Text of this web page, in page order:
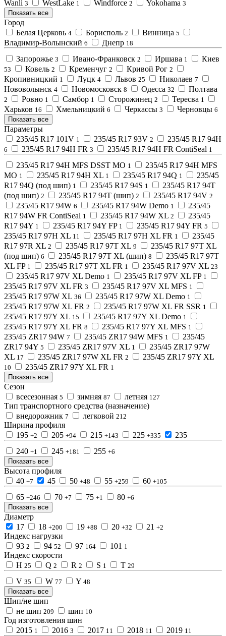
Wanli 3 WestLake 1 Windforce 2 Yokohama 3
Показать все
Город
Белая Церковь 4 Борисполь 2 Винница 5
Владимир-Волынский 6 Днепр 18
Запорожье 3 Ивано-Франковск 2 Иршава 1 Киев
53 Ковель 2 Кременчуг 2 Кривой Рог 2
Кропивницкий 1 Луцк 4 Львов 25 Николаев 7
Нововолынск 4 Новомосковск 8 Одесса 32 Полтава
2 Ровно 1 Самбор 1 Сторожинец 2 Тересва 1
Харьков 16 Хмельницкий 6 Черкассы 3 Черновцы 6
Показать все
Параметры
235/45 R17 101V 1 235/45 R17 93V 2 235/45 R17 94H
6 235/45 R17 94H FR 3 235/45 R17 94H FR ContiSeal 1
235/45 R17 94H MFS DSST MO 1
235/45 R17 94H MFS
MO 1 235/45 R17 94H XL 1 235/45 R17 94Q 1
235/45
R17 94Q (под шип) 1 235/45 R17 94S 1
235/45 R17 94T
(под шип) 2 235/45 R17 94T (шип) 2 235/45 R17 94V 2
235/45 R17 94W 6 235/45 R17 94W Demo 1
235/45
R17 94W FR ContiSeal 1 235/45 R17 94W XL 2
235/45
R17 94Y 1 235/45 R17 94Y FP 1 235/45 R17 94Y FR 5
235/45 R17 97H XL 11 235/45 R17 97H XL FR 1
235/45
R17 97R XL 2 235/45 R17 97T XL 9
235/45 R17 97T XL
(под шип) 6 235/45 R17 97T XL (шип) 8
235/45 R17 97T
XL FP 1 235/45 R17 97T XL FR 1 235/45 R17 97V XL 23
235/45 R17 97V XL Demo 1 235/45 R17 97V XL FP 1
235/45 R17 97V XL FR 3 235/45 R17 97V XL MFS 1
235/45 R17 97W XL 36 235/45 R17 97W XL Demo 1
235/45 R17 97W XL FR 2 235/45 R17 97W XL FR SSR 1
235/45 R17 97Y XL 15 235/45 R17 97Y XL Demo 1
235/45 R17 97Y XL FR 8 235/45 R17 97Y XL MFS 1
235/45 ZR17 94W 7 235/45 ZR17 94W MFS 1
235/45
ZR17 94Y 5 235/45 ZR17 97V XL 1
235/45 ZR17 97W
XL 17 235/45 ZR17 97W XL FR 2 235/45 ZR17 97Y XL
10 235/45 ZR17 97Y XL FR 1
Показать все
Сезон
всесезонная 5 зимняя 87 летняя 127
Тип транспортного средства (назначение)
внедорожник 7 легковой 212
Ширина профиля
195 +2 205 +94 215 +143 225 +335
235
240 +1 245 +181 255 +6
Показать все
Высота профиля
40 +7 45 50 +48 55 +259 60 +105
65 +246 70 +7 75 +1 80 +6
Показать все
Диаметр
17
18 +200 19 +88 20 +32 21 +2
Индекс нагрузки
93 2 94 52 97 164 101 1
Индекс скорости
H 25 Q 2 R 2 S 1 T 29
V 35 W 77 Y 48
Показать все
Шип/не шип
не шип 209 шип 10
Год изготовления шин
2015 1 2016 3 2017 11 2018 11 2019 11